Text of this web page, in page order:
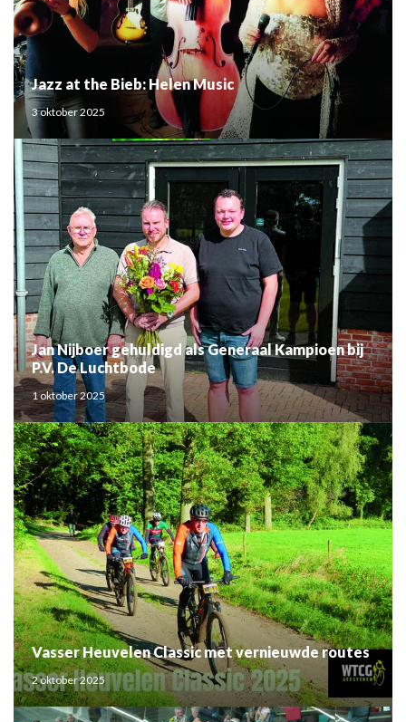
Jazz at the Bieb: Helen Music
3 oktober 2025
Jan Nijboer gehuldigd als Generaal Kampioen bij
P.V. De Luchtbode
1 oktober 2025
Vasser Heuvelen Classic met vernieuwde routes
2 oktober 2025